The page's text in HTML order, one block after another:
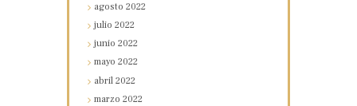
agosto2022
julio2022
junio2022
mayo2022
abril2022
marzo2022